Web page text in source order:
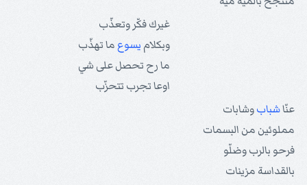
غيرك فكّر وتعذّب
وبكلام يسوع ما تهذّب
ما رح تحصل على شي
اوعا تجرب تتحزّب
عنّاشبابوشابات
مملوئين من البسمات
فرحو بالرب وضلّو
بالقداسة مزينات